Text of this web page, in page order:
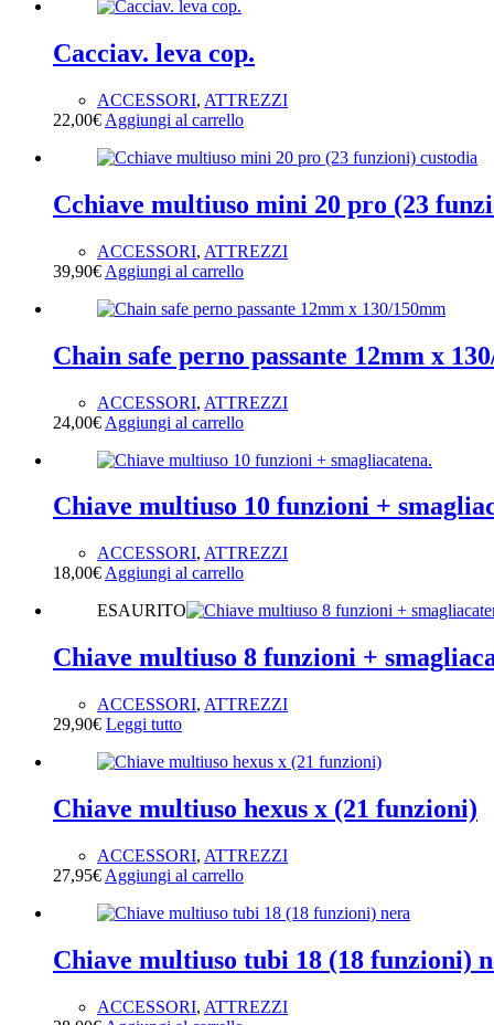
Cacciav. leva cop.
ACCESSORI, ATTREZZI
22,00€ Aggiungi al carrello
Cchiave multiuso mini 20 pro (23
ACCESSORI, ATTREZZI
39,90€ Aggiungi al carrello
Chain safe perno passante 12mm x
ACCESSORI, ATTREZZI
24,00€ Aggiungi al carrello
Chiave multiuso 10 funzioni +
ACCESSORI, ATTREZZI
18,00€ Aggiungi al carrello
ESAURITO
Chiave multiuso 8 funzioni +
ACCESSORI, ATTREZZI
29,90€ Leggi tutto
Chiave multiuso hexus x (21 funzioni)
ACCESSORI, ATTREZZI
27,95€ Aggiungi al carrello
Chiave multiuso tubi 18 (18 funzioni)
ACCESSORI, ATTREZZI